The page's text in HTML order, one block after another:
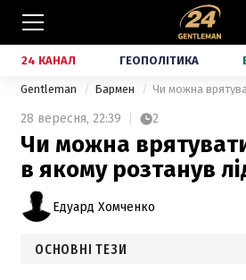
24 КАНАЛ ГЕОПОЛІТИКА
Gentleman Бармен
28 вересня, 22:39 2
Чи можна
в якому розтанув
Едуард Хомченко
ОСНОВНІ ТЕЗИ